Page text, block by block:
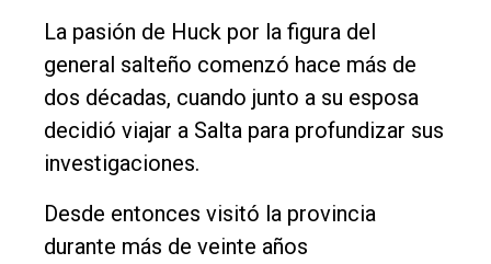
La pasión de Huck por la figura del
general salteño comenzó hace más de
dos décadas, cuando junto a su esposa
decidió viajar a Salta para profundizar sus
investigaciones.
Desde entonces visitó la provincia
durante más de veinte años